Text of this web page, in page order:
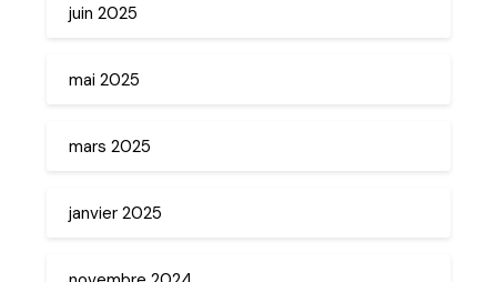
juin 2025
mai 2025
mars 2025
janvier 2025